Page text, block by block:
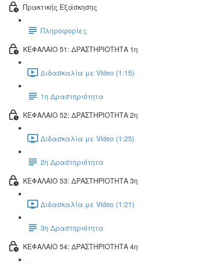
Πρακτικής Εξάσκησης
Πληροφορίες
ΚΕΦΑΛΑΙΟ 51: ΔΡΑΣΤΗΡΙΟΤΗΤΑ 1η
Διδασκαλία με Video (1:15)
1η Δραστηριότητα
ΚΕΦΑΛΑΙΟ 52: ΔΡΑΣΤΗΡΙΟΤΗΤΑ 2η
Διδασκαλία με Video (1:25)
2η Δραστηριότητα
ΚΕΦΑΛΑΙΟ 53: ΔΡΑΣΤΗΡΙΟΤΗΤΑ 3η
Διδασκαλία με Video (1:21)
3η Δραστηριότητα
ΚΕΦΑΛΑΙΟ 54: ΔΡΑΣΤΗΡΙΟΤΗΤΑ 4η